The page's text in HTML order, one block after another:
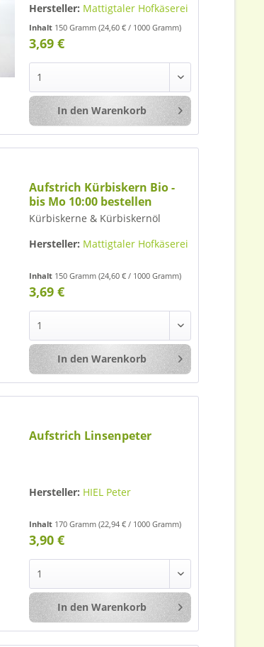
Hersteller: Mattigtaler Hofkäserei
Inhalt 150 Gramm(24,60 € / 1000 Gramm)
3,69 €
In den Warenkorb
Aufstrich Kürbiskern Bio -
bis Mo 10:00 bestellen
Kürbiskerne & Kürbiskernöl
Hersteller: Mattigtaler Hofkäserei
Inhalt 150 Gramm(24,60 € / 1000 Gramm)
3,69 €
In den Warenkorb
Aufstrich Linsenpeter
Hersteller: HIEL Peter
Inhalt 170 Gramm(22,94 € / 1000 Gramm)
3,90 €
In den Warenkorb